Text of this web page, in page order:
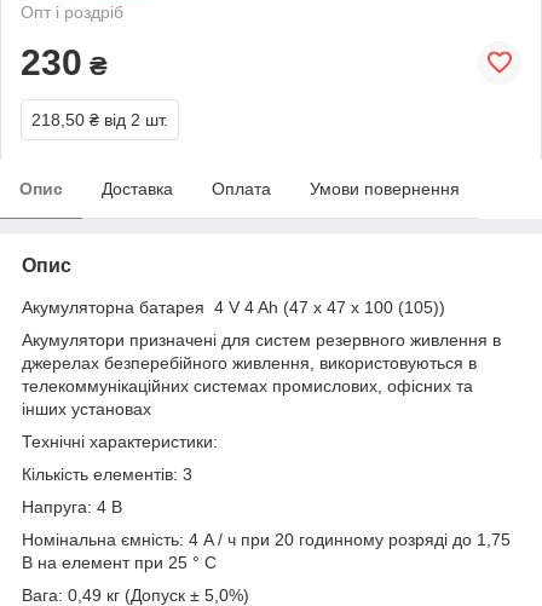
Опт і роздріб
230 ₴
218,50 ₴ від 2 шт.
Опис Доставка Оплата Умови повернення
Опис
Акумуляторна батарея 4 V 4 Ah (47 x 47 x 100 (105))
Акумулятори призначені для систем резервного живлення в
джерелах безперебійного живлення, використовуються в
телекоммунікаційних системах промислових, офісних та
інших установах
Технічні характеристики:
Кількість елементів: 3
Напруга: 4 В
Номінальна ємність: 4 A / ч при 20 годинному розряді до 1,75
В на елемент при 25 ° C
Вага: 0,49 кг (Допуск ± 5,0%)